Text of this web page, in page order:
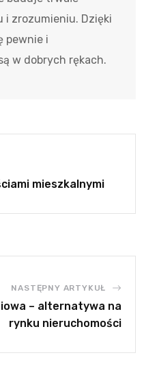
i zrozumieniu. Dzięki
pewnie i
w dobrych rękach.
mieszkalnymi
NASTĘPNY ARTYKUŁ
– alternatywa na
rynku nieruchomości